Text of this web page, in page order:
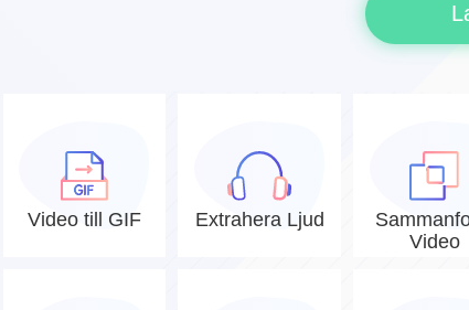
Video till GIF Extrahera Ljud
Video